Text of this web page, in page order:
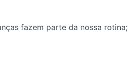
fazem parte da nossa rotina;